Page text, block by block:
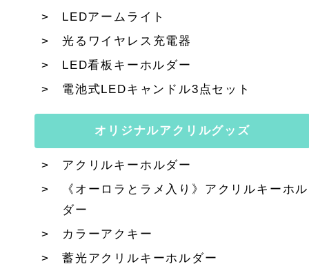
LEDアームライト
光るワイヤレス充電器
LED看板キーホルダー
電池式LEDキャンドル3点セット
オリジナルアクリルグッズ
アクリルキーホルダー
《オーロラとラメ入り》アクリルキーホル
ダー
カラーアクキー
蓄光アクリルキーホルダー